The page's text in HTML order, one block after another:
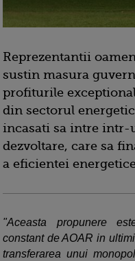
Reprezentantii
sustin masura
profiturile
din sectorul
incasati sa intre intr-
dezvoltare, care sa
a eficientei
"Aceasta propunere
constant de AOAR in
transferarea unui